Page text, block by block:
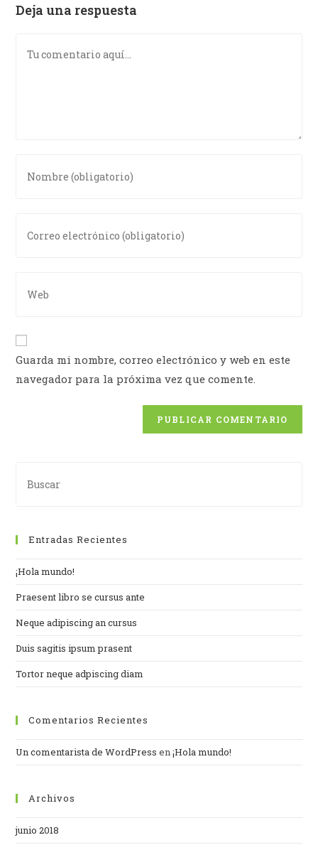
Deja una respuesta
Guarda mi nombre, correo electrónico y web en este
navegador para la próxima vez que comente.
Entradas Recientes
¡Hola mundo!
Praesent libro se cursus ante
Neque adipiscing an cursus
Duis sagitis ipsum prasent
Tortor neque adpiscing diam
Comentarios Recientes
Un comentarista de WordPress en¡Hola mundo!
Archivos
junio 2018